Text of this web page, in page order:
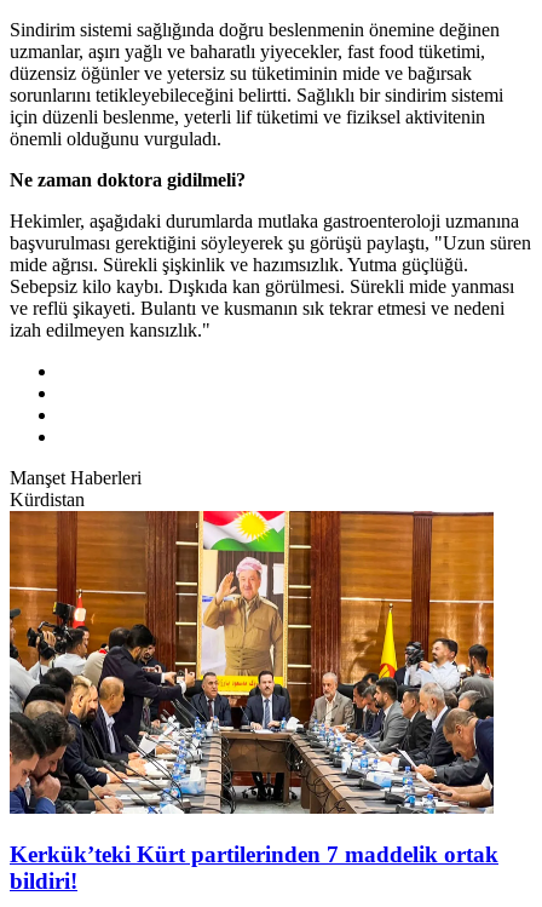
Sindirim sistemi sağlığında doğru beslenmenin önemine değinen
uzmanlar, aşırı yağlı ve baharatlı yiyecekler, fast food tüketimi,
düzensiz öğünler ve yetersiz su tüketiminin mide ve bağırsak
sorunlarını tetikleyebileceğini belirtti. Sağlıklı bir sindirim sistemi
için düzenli beslenme, yeterli lif tüketimi ve fiziksel aktivitenin
önemli olduğunu vurguladı.
Ne zaman doktora gidilmeli?
Hekimler, aşağıdaki durumlarda mutlaka gastroenteroloji uzmanına
başvurulması gerektiğini söyleyerek şu görüşü paylaştı, "Uzun süren
mide ağrısı. Sürekli şişkinlik ve hazımsızlık. Yutma güçlüğü.
Sebepsiz kilo kaybı. Dışkıda kan görülmesi. Sürekli mide yanması
ve reflü şikayeti. Bulantı ve kusmanın sık tekrar etmesi ve nedeni
izah edilmeyen kansızlık."
Manşet Haberleri
Kürdistan
Kerkük’teki Kürt partilerinden 7 maddelik ortak
bildiri!